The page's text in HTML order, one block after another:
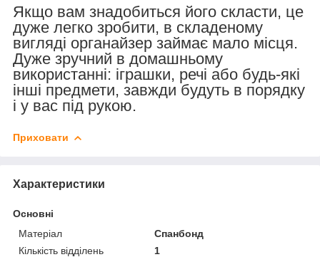
Якщо вам знадобиться його скласти, це
дуже легко зробити, в складеному
вигляді органайзер займає мало місця.
Дуже зручний в домашньому
використанні: іграшки, речі або будь-які
інші предмети, завжди будуть в порядку
і у вас під рукою.
Приховати
Характеристики
Основні
Матеріал
Спанбонд
Кількість відділень
1